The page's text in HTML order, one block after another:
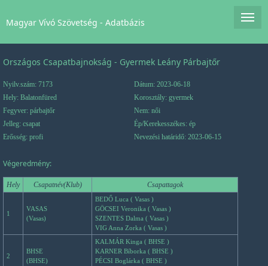
Magyar Vívó Szövetség - Adatbázis
Országos Csapatbajnokság - Gyermek Leány Párbajtőr
Nyilv.szám: 7173
Dátum: 2023-06-18
Hely: Balatonfüred
Korosztály: gyermek
Fegyver: párbajtőr
Nem: női
Jelleg: csapat
Ép/Kerekesszékes: ép
Erősség: profi
Nevezési határidő: 2023-06-15
Végeredmény:
Hely Csapatnév(Klub) Csapattagok
1
VASAS
(Vasas)
BEDŐ Luca ( Vasas )
GÖCSEI Veronika ( Vasas )
SZENTES Dalma ( Vasas )
VIG Anna Zorka ( Vasas )
2
BHSE
(BHSE)
KALMÁR Kinga ( BHSE )
KARNER Bíborka ( BHSE )
PÉCSI Boglárka ( BHSE )